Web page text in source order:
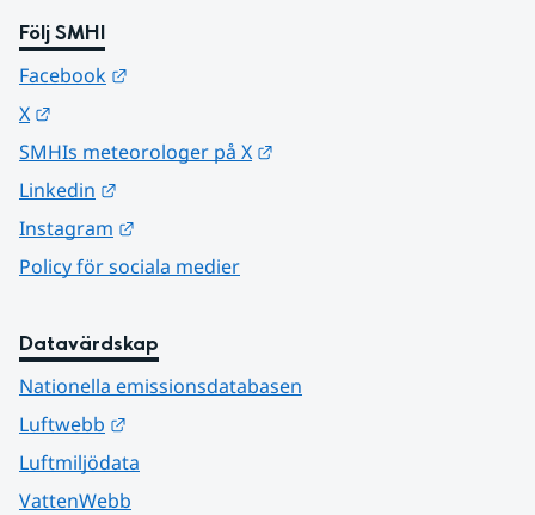
Följ SMHI
Facebook
X
SMHIs meteorologer på X
Linkedin
Instagram
Policy för sociala medier
Datavärdskap
Nationella emissionsdatabasen
Luftwebb
Luftmiljödata
VattenWebb